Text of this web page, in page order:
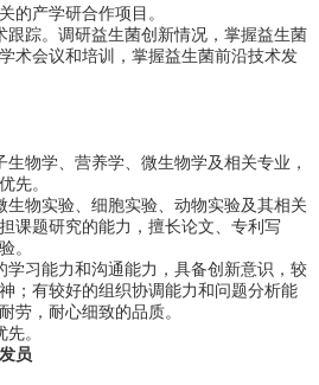
的产学研合作项目。
跟踪。调研益生菌创新情况，掌握益生菌
术会议和培训，掌握益生菌前沿技术发
生物学、营养学、微生物学及相关专业，
先。
生物实验、细胞实验、动物实验及其相关
课题研究的能力，擅长论文、专利写
。
学习能力和沟通能力，具备创新意识，较
；有较好的组织协调能力和问题分析能
劳，耐心细致的品质。
。
员